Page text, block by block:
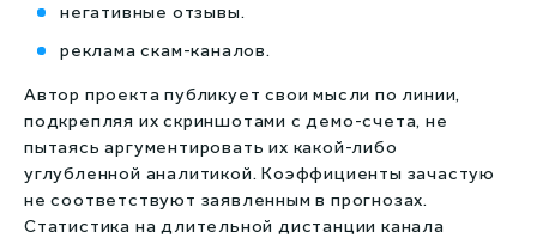
негативные отзывы.
реклама скам-каналов.
Автор проекта публикует свои мысли по линии,
подкрепляя их скриншотами с демо-счета, не
пытаясь аргументировать их какой-либо
углубленной аналитикой. Коэффициенты зачастую
не соответствуют заявленным в прогнозах.
Статистика на длительной дистанции канала